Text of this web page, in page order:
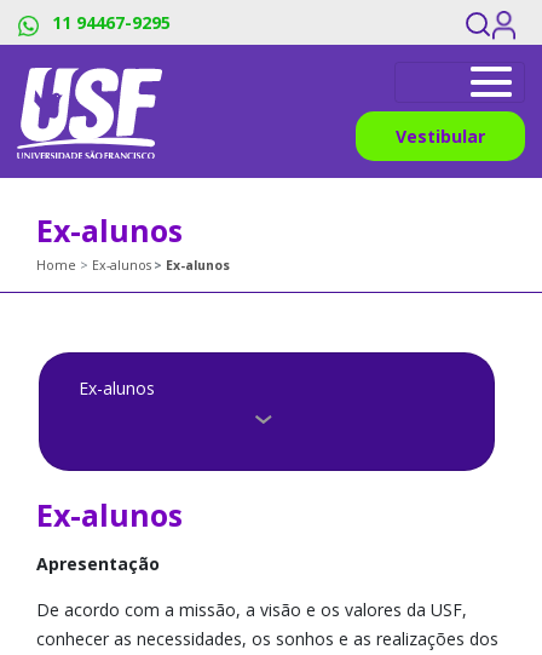
11 94467-9295
Vestibular
Ex-alunos
Home Ex-alunos Ex-alunos
Ex-alunos
Ex-alunos
Apresentação
De acordo com a missão, a visão e os valores da USF,
conhecer as necessidades, os sonhos e as realizações dos